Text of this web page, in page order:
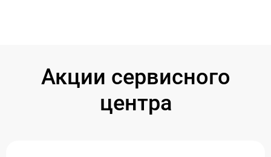
Акции сервисного
центра